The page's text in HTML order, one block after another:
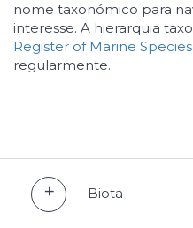
nome taxonómico para
interesse. A hierarquia
Register of Marine
regularmente.
Biota